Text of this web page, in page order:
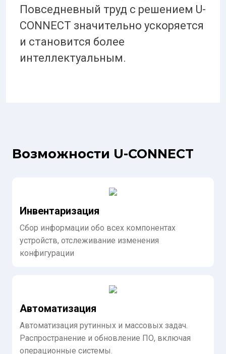
Повседневный труд с решением U-
CONNECT значительно ускоряется
и становится более
интеллектуальным.
Возможности U-CONNECT
Инвентаризация
Сбор информации обо всех компонентах
устройств, отслеживание изменения
конфигурации
Автоматизация
Автоматизация рутинных и массовых задач.
Распространение и обновление ПО, включая
операционные системы.